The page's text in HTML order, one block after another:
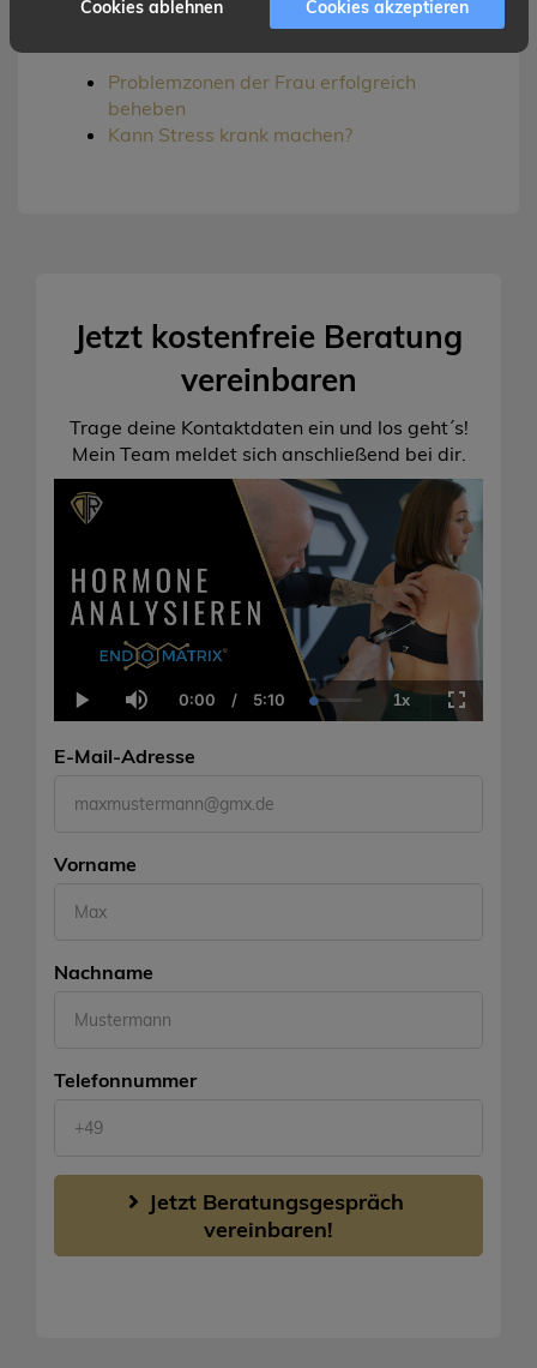
WEITERE BLOGARTIKEL
Problemzonen der Frau erfolgreich
beheben
Kann Stress krank machen?
Jetzt kostenfreie Beratung
vereinbaren
Trage deine Kontaktdaten ein und los geht´s!
Mein Team meldet sich anschließend bei dir.
Play Mute
Current
Time
0:00 / Duration
5:10 Loaded
0.00%
1xPlayback
Rate
Fullscreen
E-Mail-Adresse
Vorname
Nachname
Telefonnummer
Jetzt Beratungsgespräch
vereinbaren!
Cookies ablehnen Cookies akzeptieren